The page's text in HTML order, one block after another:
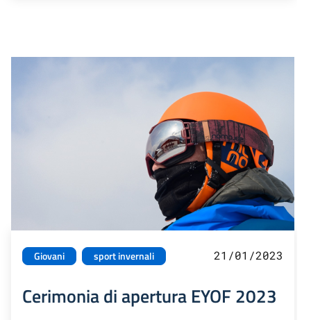
Giovani sport invernali 21/01/2023
Cerimonia di apertura EYOF 2023